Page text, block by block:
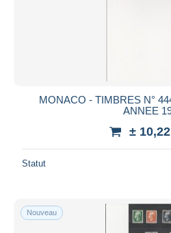
MONACO - TIMBRES N°
ANNEE
±
Statut
Nouveau